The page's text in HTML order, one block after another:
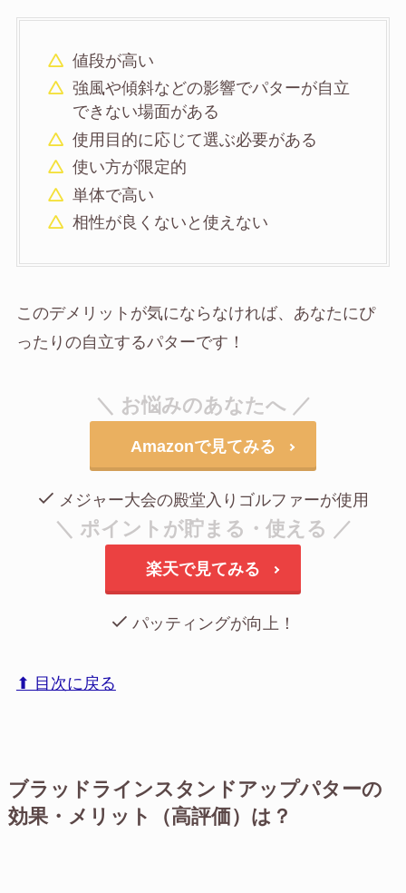
値段が高い
強風や傾斜などの影響でパターが自立
できない場面がある
使用目的に応じて選ぶ必要がある
使い方が限定的
単体で高い
相性が良くないと使えない
このデメリットが気にならなければ、あなたにぴ
ったりの自立するパターです！
＼ お悩みのあなたへ ／
Amazonで見てみる
メジャー大会の殿堂入りゴルファーが使用
＼ ポイントが貯まる・使える ／
楽天で見てみる
パッティングが向上！
⬆︎ 目次に戻る
ブラッドラインスタンドアップパターの
効果・メリット（高評価）は？